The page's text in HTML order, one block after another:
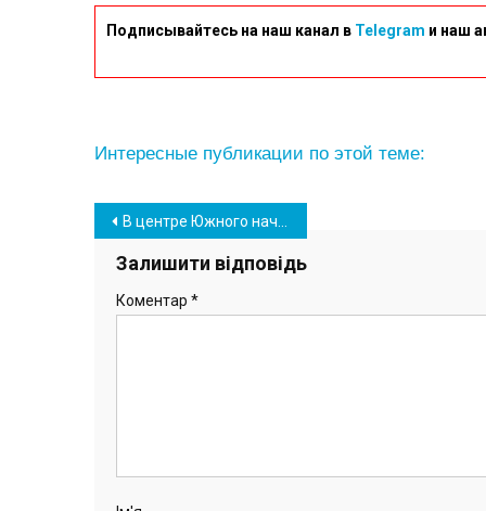
Подписывайтесь на наш канал в Telegram и наш
Интересные публикации по этой теме:
Навігація
записів
В центре Южного начали монтировать новогоднюю елку (фото)
Залишити відповідь
Коментар *